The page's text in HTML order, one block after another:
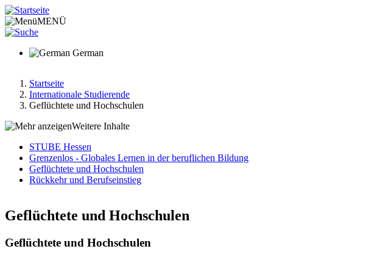
Direkt
zum
Inhalt
MENÜ
German
Pfadnavigation
Startseite
Internationale Studierende
Geflüchtete und Hochschulen
Weitere Inhalte
Hauptnavigation-
deepest
STUBE Hessen
Grenzenlos - Globales Lernen in der beruflichen Bildung
Geflüchtete und Hochschulen
Rückkehr und Berufseinstieg
Geflüchtete und Hochschulen
Geflüchtete und Hochschulen